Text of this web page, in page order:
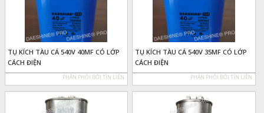
TỤ KÍCH TÀU CÁ 540V 40MF CÓ LỚP
CÁCH ĐIỆN
PHÂN PHỐI BỞI TÍN LIÊN
TỤ KÍCH TÀU CÁ 540V 35MF CÓ LỚP
CÁCH ĐIỆN
PHÂN PHỐI BỞI TÍN LIÊN